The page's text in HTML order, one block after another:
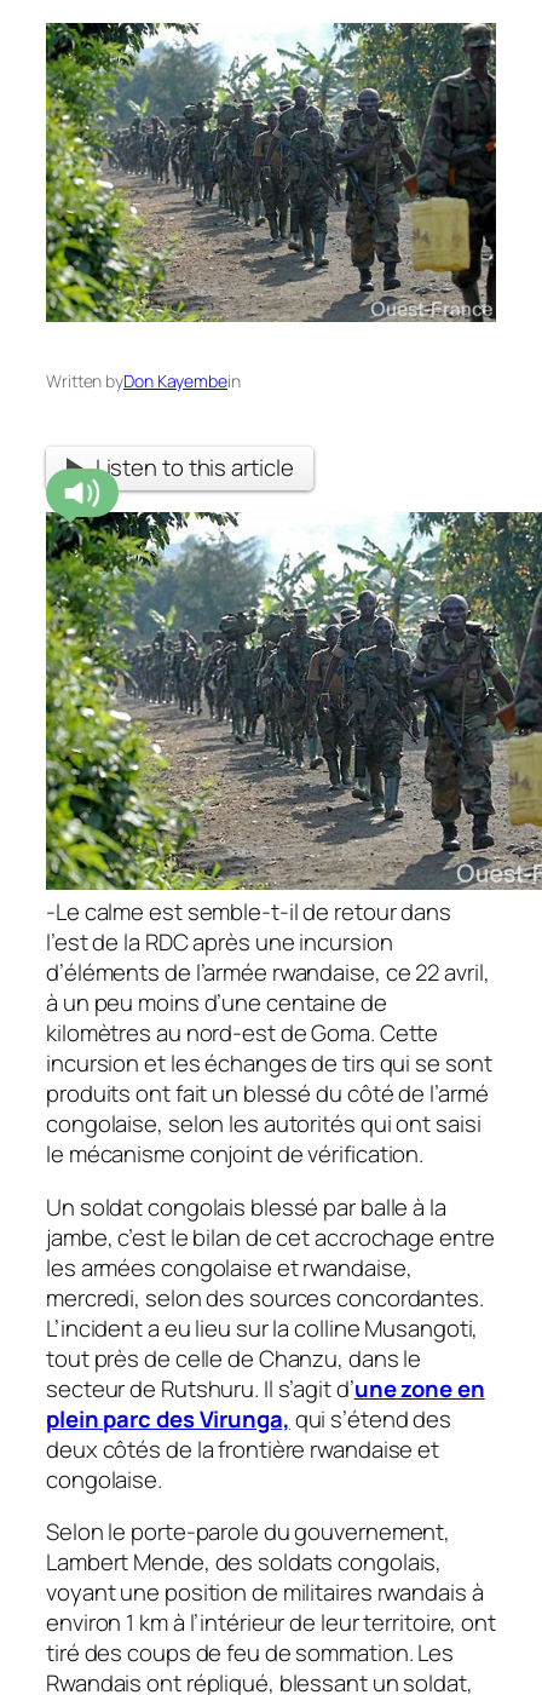
Written byDon Kayembein
Listen to this article
-Le calme est semble-t-il de retour dans
l’est de la RDC après une incursion
d’éléments de l’armée rwandaise, ce 22 avril,
à un peu moins d’une centaine de
kilomètres au nord-est de Goma. Cette
incursion et les échanges de tirs qui se sont
produits ont fait un blessé du côté de l’armé
congolaise, selon les autorités qui ont saisi
le mécanisme conjoint de vérification.
Un soldat congolais blessé par balle à la
jambe, c’est le bilan de cet accrochage entre
les armées congolaise et rwandaise,
mercredi, selon des sources concordantes.
L’incident a eu lieu sur la colline Musangoti,
tout près de celle de Chanzu, dans le
secteur de Rutshuru. Il s’agit d’une zone en
plein parc des Virunga, qui s’étend des
deux côtés de la frontière rwandaise et
congolaise.
Selon le porte-parole du gouvernement,
Lambert Mende, des soldats congolais,
voyant une position de militaires rwandais à
environ 1 km à l’intérieur de leur territoire, ont
tiré des coups de feu de sommation. Les
Rwandais ont répliqué, blessant un soldat,